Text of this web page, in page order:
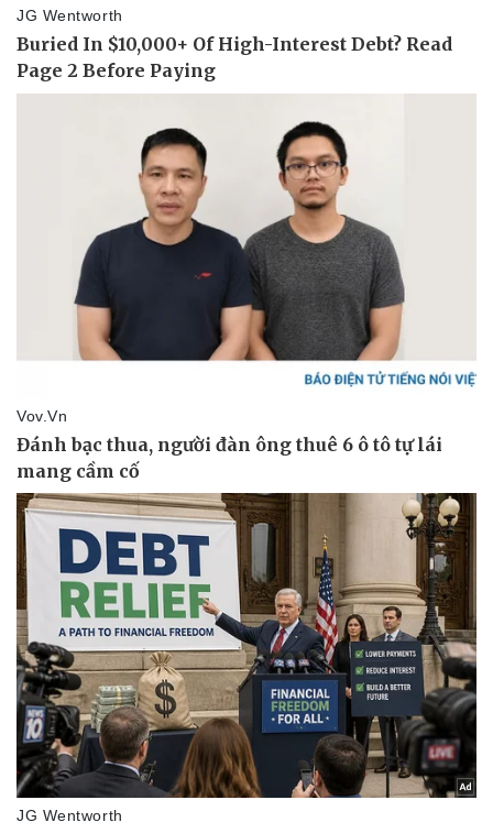
Thể thao
Bóng đá
Lịch thi đấu bóng đá
Ô tô - Xe máy
Ô tô